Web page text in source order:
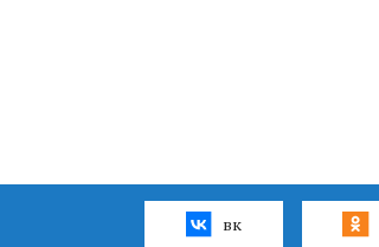
вк